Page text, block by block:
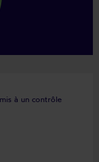
à un contrôle